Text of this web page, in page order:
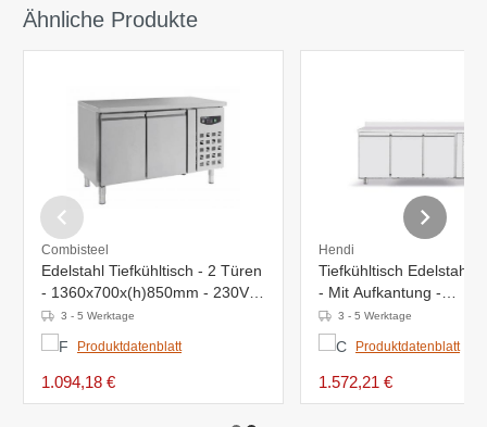
Ähnliche Produkte
Combisteel
Edelstahl Tiefkühltisch - 2 Türen
- 1360x700x(h)850mm - 230V -
272 Liter
3 - 5 Werktage
Produktdatenblatt
1.094,18 €
Hendi
Tiefkühltisch Edelstahl -
- Mit Aufkantung -
1795x700x(h)850mm
3 - 5 Werktage
Produktdatenblatt
1.572,21 €